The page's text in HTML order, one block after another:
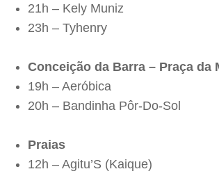
21h – Kely Muniz
23h – Tyhenry
Conceição da Barra – Praça da
19h – Aeróbica
20h – Bandinha Pôr-Do-Sol
Praias
12h – Agitu’S (Kaique)